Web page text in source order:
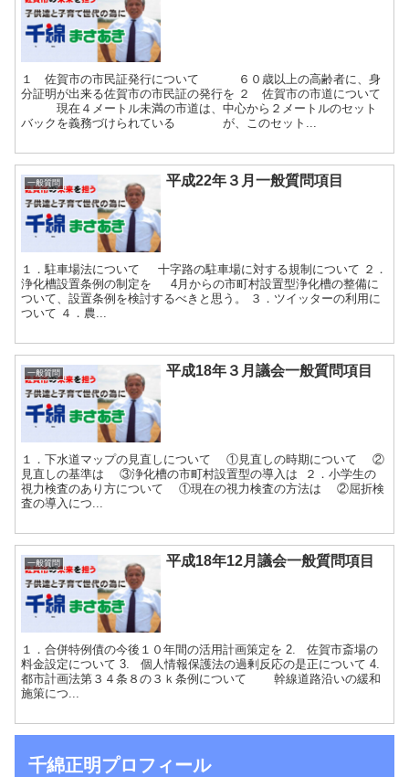
１ 佐賀市の市民証発行について ６０歳以上の高齢者に、身
分証明が出来る佐賀市の市民証の発行を ２ 佐賀市の市道について
現在４メートル未満の市道は、中心から２メートルのセット
バックを義務づけられている が、このセット...
一般質問 平成22年３月一般質問項目
１．駐車場法について 十字路の駐車場に対する規制について ２．
浄化槽設置条例の制定を 4月からの市町村設置型浄化槽の整備に
ついて、設置条例を検討するべきと思う。 ３．ツイッターの利用に
ついて ４．農...
一般質問 平成18年３月議会一般質問項目
１．下水道マップの見直しについて ①見直しの時期について ②
見直しの基準は ③浄化槽の市町村設置型の導入は ２．小学生の
視力検査のあり方について ①現在の視力検査の方法は ②屈折検
査の導入につ...
一般質問 平成18年12月議会一般質問項目
１．合併特例債の今後１０年間の活用計画策定を 2. 佐賀市斎場の
料金設定について 3. 個人情報保護法の過剰反応の是正について 4.
都市計画法第３４条８の３ｋ条例について 幹線道路沿いの緩和
施策につ...
千綿正明プロフィール